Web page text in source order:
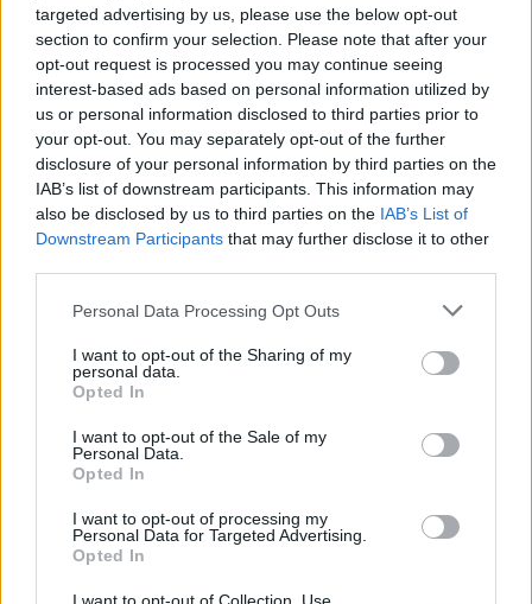
targeted advertising by us, please use the below opt-out
section to confirm your selection. Please note that after your
opt-out request is processed you may continue seeing
interest-based ads based on personal information utilized by
us or personal information disclosed to third parties prior to
your opt-out. You may separately opt-out of the further
disclosure of your personal information by third parties on the
IAB’s list of downstream participants. This information may
also be disclosed by us to third parties on the IAB’s List of
Downstream Participants that may further disclose it to other
Personal Data Processing Opt Outs
I want to opt-out of the Sharing of my
personal data.
Opted In
I want to opt-out of the Sale of my
Personal Data.
Opted In
I want to opt-out of processing my
Personal Data for Targeted Advertising.
Opted In
χωρίς να λαμβάνουμε υπ’ όψιν όλους τους
άλλους ρόλους που έχουν να διαδραματίσουν
στην καθημερινότητα.
Σας το αναφέρω ως Ιδιοκτήτρια 4
φαρμακοβιομηχανιώνμε 700 και πλέον
εργαζομένους. Το τμήμα έρευνας και
ανάπτυξης του Ομίλου μας, αποτελείται από
Μπορούμε όμως όλες οι επιχειρήσεις της
χώρας να αποδεχθούμε μία υψηλά
καταρτισμένη γυναίκα σε υψηλόβαθμη θέση
να ηγηθεί χωρίς να την κρίνουμε;
Μπορούμε να ενδυναμώσουμε και να
κατευθύνουμε τις γυναίκες να ασχοληθούν με